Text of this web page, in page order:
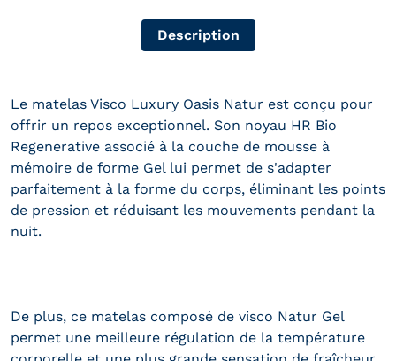
Description
Le matelas Visco Luxury Oasis Natur est conçu pour
offrir un repos exceptionnel. Son noyau HR Bio
Regenerative associé à la couche de mousse à
mémoire de forme Gel lui permet de s'adapter
parfaitement à la forme du corps, éliminant les points
de pression et réduisant les mouvements pendant la
nuit.
De plus, ce matelas composé de visco Natur Gel
permet une meilleure régulation de la température